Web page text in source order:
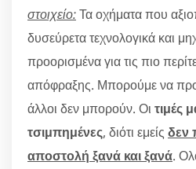
στοιχείο:Τα οχήματα που
δυσεύρετα τεχνολογικά και
προορισμένα για τις πιο
απόφραξης. Μπορούμε να
άλλοι δεν μπορούν. Οι τιμές
τσιμπημένες, διότι εμείς δεν
αποστολή ξανά και ξανά.